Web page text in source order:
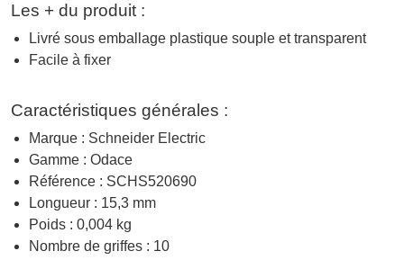
Les + du produit :
Livré sous emballage plastique souple et transparent
Facile à fixer
Caractéristiques générales :
Marque : Schneider Electric
Gamme : Odace
Référence : SCHS520690
Longueur : 15,3 mm
Poids : 0,004 kg
Nombre de griffes : 10